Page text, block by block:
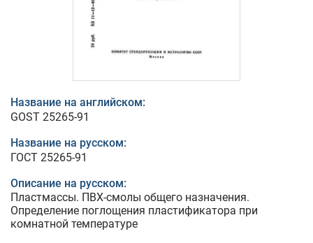
Название на английском:
GOST 25265-91
Название на русском:
ГОСТ 25265-91
Описание на русском:
Пластмассы. ПВХ-смолы общего назначения.
Определение поглощения пластификатора при
комнатной температуре